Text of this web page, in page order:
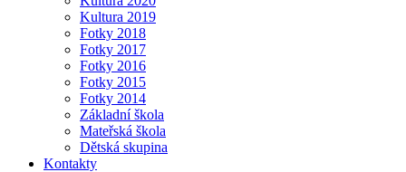
Kultura 2019
Fotky 2018
Fotky 2017
Fotky 2016
Fotky 2015
Fotky 2014
Základní škola
Mateřská škola
Dětská skupina
Kontakty